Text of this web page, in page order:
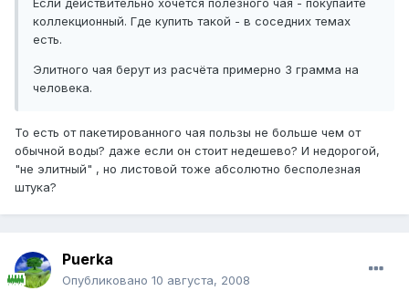
Если действительно хочется полезного чая - покупайте
коллекционный. Где купить такой - в соседних темах
есть.
Элитного чая берут из расчёта примерно 3 грамма на
человека.
То есть от пакетированного чая пользы не больше чем от
обычной воды? даже если он стоит недешево? И недорогой,
"не элитный" , но листовой тоже абсолютно бесполезная
штука?
Puerka
Опубликовано 10 августа, 2008